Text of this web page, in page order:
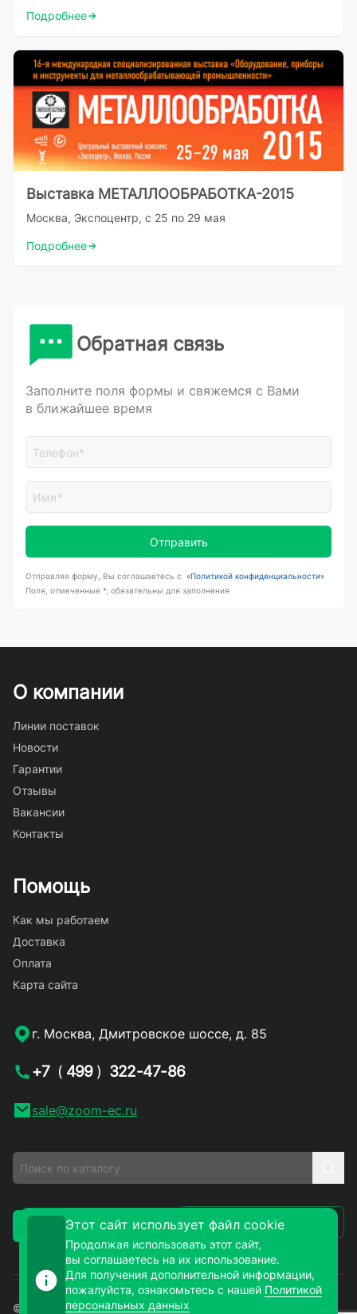
Подробнее
Выставка МЕТАЛЛООБРАБОТКА-2015
Москва, Экспоцентр, с 25 по 29 мая
Подробнее
Обратная связь
Заполните поля формы и свяжемся с Вами
в ближайшее время
Отправить
Отправляя форму, Вы соглашаетесь с «Политикой конфиденциальности»
Поля, отмеченные *, обязательны для заполнения
О компании
Линии поставок
Новости
Гарантии
Отзывы
Вакансии
Контакты
Помощь
Как мы работаем
Доставка
Оплата
Карта сайта
г. Москва, Дмитровское шоссе, д. 85
+7 ( 499 ) 322-47-86
sale@zoom-ec.ru
Заказать звонок Написать письмо
© 2026. ЗУМ-СМД – продажа электронных компонентов
Этот сайт использует файл cookie
Продолжая использовать этот сайт,
вы соглашаетесь на их использование.
Для получения дополнительной информации,
пожалуйста, ознакомьтесь с нашей Политикой
персональных данных